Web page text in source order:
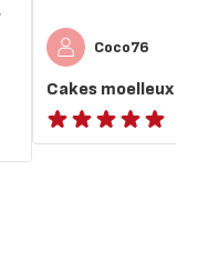
Coco76
Cakes moelleux
ratings.NaN